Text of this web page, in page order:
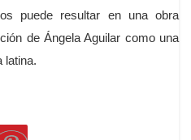
puede resultar en una obra
de Ángela Aguilar como una
latina.